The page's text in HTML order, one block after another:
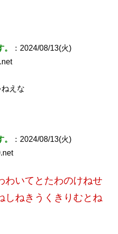
：2024/08/13(火)
えな
：2024/08/13(火)
わいてとたわのけねせ
しねきうくきりむとね